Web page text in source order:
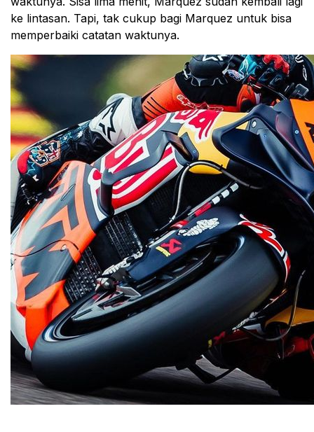
ke lintasan. Tapi, tak cukup bagi Marquez untuk bisa
memperbaiki catatan waktunya.